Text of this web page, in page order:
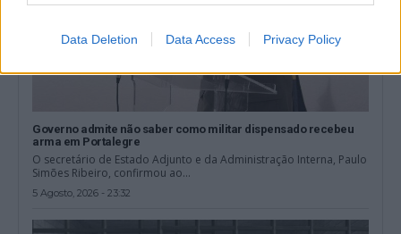
Data Deletion Data Access Privacy Policy
Governo admite não saber como militar dispensado recebeu
arma em Portalegre
O secretário de Estado Adjunto e da Administração Interna, Paulo
Simões Ribeiro, confirmou ao...
5 Agosto, 2026 - 23:32